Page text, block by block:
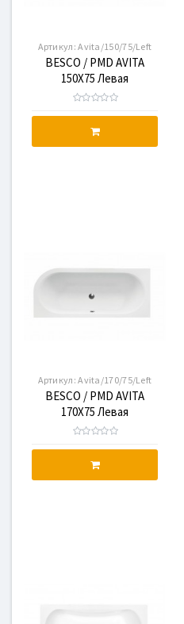
Артикул:Avita/150/75/Left
BESCO / PMD AVITA
150X75 Левая
Артикул:Avita/170/75/Left
BESCO / PMD AVITA
170X75 Левая